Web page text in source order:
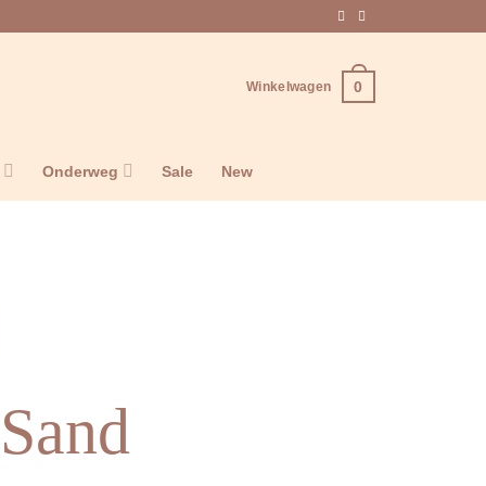
Winkelwagen 0
Onderweg Sale New